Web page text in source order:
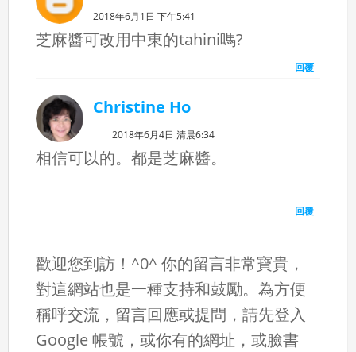
2018年6月1日 下午5:41
芝麻醬可改用中東的tahini嗎?
回覆
Christine Ho
2018年6月4日 清晨6:34
相信可以的。都是芝麻醬。
回覆
歡迎您到訪！^0^ 你的留言非常寶貴，
對這網站也是一種支持和鼓勵。為方便
稱呼交流，留言回應或提問，請先登入
Google 帳號，或你有的網址，或臉書